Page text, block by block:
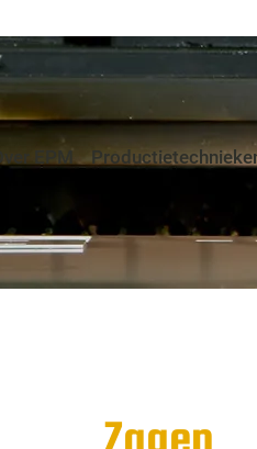
Over EPM
Zagen